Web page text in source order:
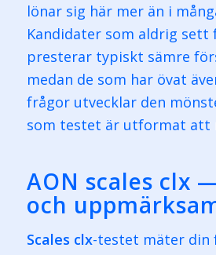
lönar sig här mer än i
Kandidater som aldrig
presterar typiskt sämre
medan de som har övat
frågor utvecklar den
som testet är utformat att
AON scales clx
och
Scales clx-testet mäter din